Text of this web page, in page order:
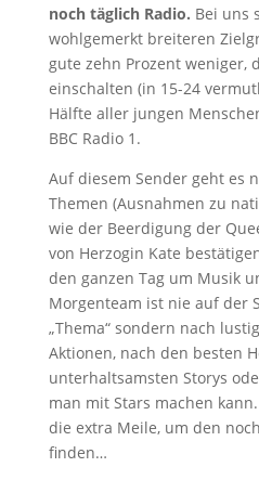
noch täglich Radio. Bei uns
wohlgemerkt breiteren
gute zehn Prozent weniger,
einschalten (in 15-24
Hälfte aller jungen
BBC Radio 1.
Auf diesem Sender geht es
Themen (Ausnahmen zu
wie der Beerdigung der
von Herzogin Kate
den ganzen Tag um Musik
Morgenteam ist nie auf der
„Thema“ sondern nach
Aktionen, nach den besten
unterhaltsamsten Storys
man mit Stars machen
die extra Meile, um den
finden…